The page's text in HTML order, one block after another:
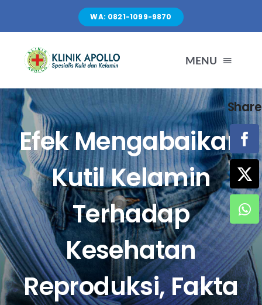
content
WA: 0821-1099-9870
MENU
TENTANG KAMI
LAYANAN
FASILITAS
ARTIKEL
HUBUNGI KAMI
Search
Efek Mengabaikan
Kutil Kelamin
Terhadap
Kesehatan
Reproduksi, Fakta
Share